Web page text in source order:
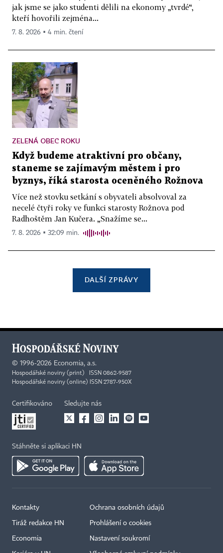
jak jsme se jako studenti dělili na ekonomy „tvrdé“,
kteří hovořili zejména...
7. 8. 2026 ▪ 4 min. čtení
ZELENÁ OBEC ROKU
Když budeme atraktivní pro občany,
staneme se zajímavým městem i pro
byznys, říká starosta oceněného Rožnova
Více než stovku setkání s obyvateli absolvoval za
necelé čtyři roky ve funkci starosty Rožnova pod
Radhoštěm Jan Kučera. „Snažíme se...
7. 8. 2026 ▪ 32:09 min.
DALŠÍ ZPRÁVY
© 1996-2026 Economia, a.s.
Hospodářské noviny (print) ISSN 0862-9587
Hospodářské noviny (online) ISSN 2787-950X
Certifikováno Sledujte nás
Stáhněte si aplikaci HN
Kontakty
Tiráž redakce HN
Economia
Ochrana osobních údajů
Prohlášení o cookies
Nastavení soukromí